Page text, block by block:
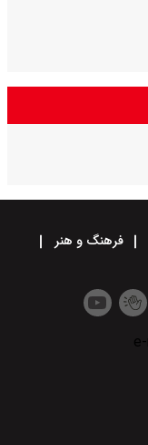
فرهنگ و هنر